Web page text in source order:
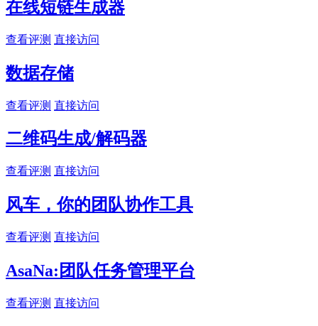
在线短链生成器
查看评测 直接访问
数据存储
查看评测 直接访问
二维码生成/解码器
查看评测 直接访问
风车，你的团队协作工具
查看评测 直接访问
AsaNa:团队任务管理平台
查看评测 直接访问